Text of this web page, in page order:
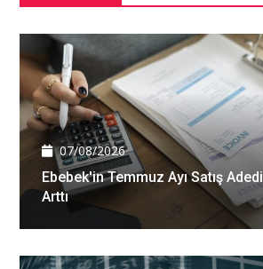
07/08/2026
Ebebek'in Temmuz Ayı Satış Adedi
Arttı